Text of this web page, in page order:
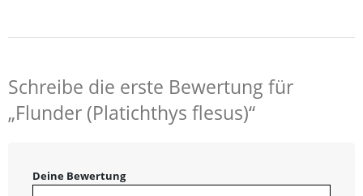
Schreibe die erste Bewertung für
„Flunder (Platichthys flesus)“
Deine Bewertung